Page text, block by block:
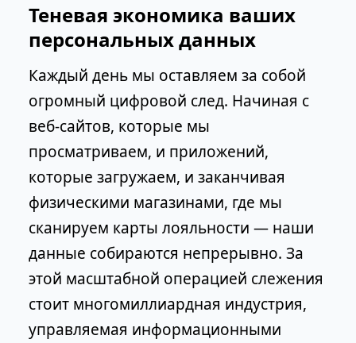
Теневая экономика ваших
персональных данных
Каждый день мы оставляем за собой
огромный цифровой след. Начиная с
веб-сайтов, которые мы
просматриваем, и приложений,
которые загружаем, и заканчивая
физическими магазинами, где мы
сканируем карты лояльности — наши
данные собираются непрерывно. За
этой масштабной операцией слежения
стоит многомиллиардная индустрия,
управляемая информационными